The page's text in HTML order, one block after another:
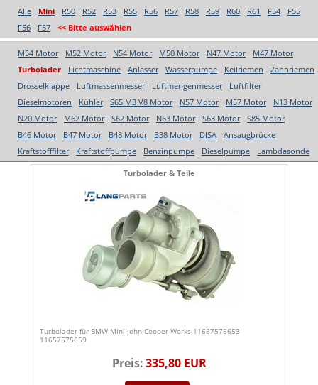
Alle Mini R50 R52 R53 R55 R56 R57 R58 R59 R60 R61 F54
F55
F56
F57 << Bitte auswählen
M54 Motor M52 Motor N54 Motor M50 Motor N47 Motor
M47 Motor
Turbolader
Lichtmaschine Anlasser Wasserpumpe Keilriemen
Zahnriemen
Drosselklappe
Luftmassenmesser Luftmengenmesser
Luftfilter
Dieselmotoren
Kühler S65 M3 V8 Motor N57 Motor M57 Motor
N13 Motor
N20 Motor
M62 Motor S62 Motor N63 Motor S63 Motor
S85 Motor
B46 Motor
B47 Motor B48 Motor B38 Motor DISA
Ansaugbrücke
Kraftstofffilter
Kraftstoffpumpe Benzinpumpe Dieselpumpe Lambdasonde
Turbolader & Teile
Turbolader für BMW Mini John Cooper Works 11657575653
11657575659
Preis:335,80 EUR